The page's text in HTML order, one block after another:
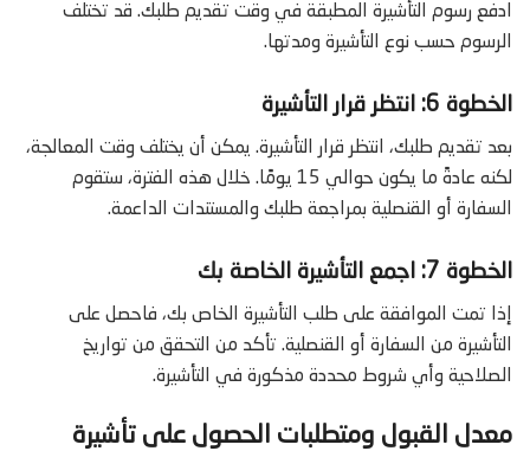
ادفع رسوم التأشيرة المطبقة في وقت تقديم طلبك. قد تختلف
الرسوم حسب نوع التأشيرة ومدتها.
الخطوة 6: انتظر قرار التأشيرة
بعد تقديم طلبك، انتظر قرار التأشيرة. يمكن أن يختلف وقت المعالجة،
لكنه عادةً ما يكون حوالي 15 يومًا. خلال هذه الفترة، ستقوم
السفارة أو القنصلية بمراجعة طلبك والمستندات الداعمة.
الخطوة 7: اجمع التأشيرة الخاصة بك
إذا تمت الموافقة على طلب التأشيرة الخاص بك، فاحصل على
التأشيرة من السفارة أو القنصلية. تأكد من التحقق من تواريخ
الصلاحية وأي شروط محددة مذكورة في التأشيرة.
معدل القبول ومتطلبات الحصول على تأشيرة